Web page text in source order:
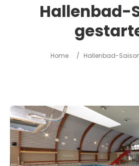
Hallenbad-
Home / Hallenbad-